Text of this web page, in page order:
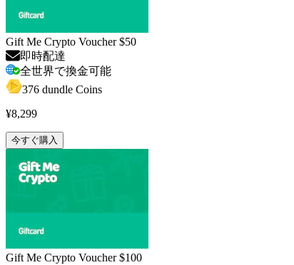
Gift Me Crypto Voucher $50
即時配達
全世界で換金可能
376 dundle Coins
¥8,299
今すぐ購入
Gift Me Crypto Voucher $100